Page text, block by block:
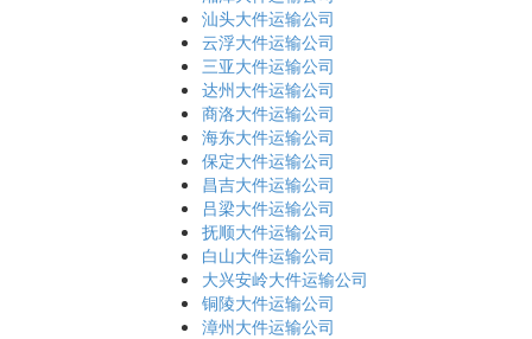
汕头大件运输公司
云浮大件运输公司
三亚大件运输公司
达州大件运输公司
商洛大件运输公司
海东大件运输公司
保定大件运输公司
昌吉大件运输公司
吕梁大件运输公司
抚顺大件运输公司
白山大件运输公司
大兴安岭大件运输公司
铜陵大件运输公司
漳州大件运输公司